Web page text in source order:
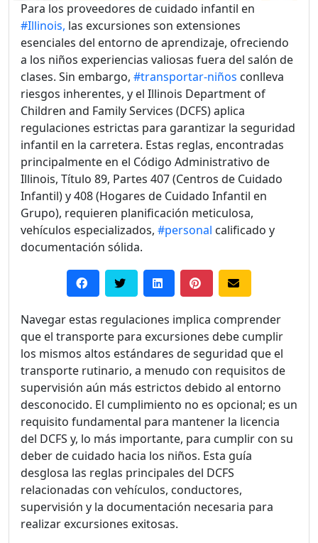
Para los proveedores de cuidado infantil en
#Illinois, las excursiones son extensiones
esenciales del entorno de aprendizaje, ofreciendo
a los niños experiencias valiosas fuera del salón de
clases. Sin embargo, #transportar-niños conlleva
riesgos inherentes, y el Illinois Department of
Children and Family Services (DCFS) aplica
regulaciones estrictas para garantizar la seguridad
infantil en la carretera. Estas reglas, encontradas
principalmente en el Código Administrativo de
Illinois, Título 89, Partes 407 (Centros de Cuidado
Infantil) y 408 (Hogares de Cuidado Infantil en
Grupo), requieren planificación meticulosa,
vehículos especializados, #personal calificado y
documentación sólida.
Navegar estas regulaciones implica comprender
que el transporte para excursiones debe cumplir
los mismos altos estándares de seguridad que el
transporte rutinario, a menudo con requisitos de
supervisión aún más estrictos debido al entorno
desconocido. El cumplimiento no es opcional; es un
requisito fundamental para mantener la licencia
del DCFS y, lo más importante, para cumplir con su
deber de cuidado hacia los niños. Esta guía
desglosa las reglas principales del DCFS
relacionadas con vehículos, conductores,
supervisión y la documentación necesaria para
realizar excursiones exitosas.